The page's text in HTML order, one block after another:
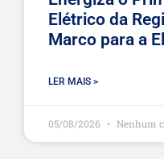
Elétrico da
Marco para a
LER MAIS >
05/08/2026 Nenhum